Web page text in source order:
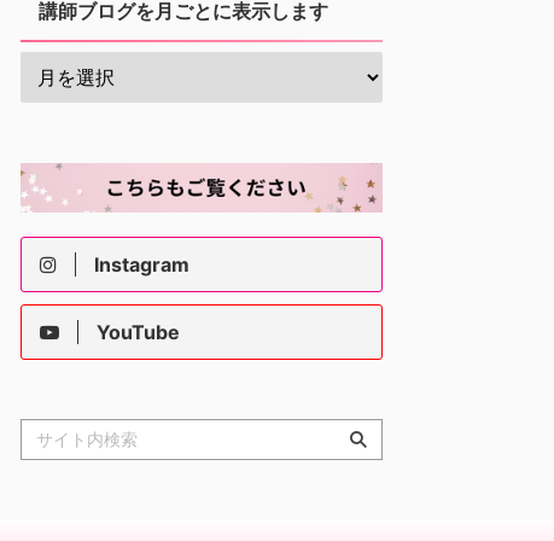
講師ブログを月ごとに表示します
Instagram
YouTube